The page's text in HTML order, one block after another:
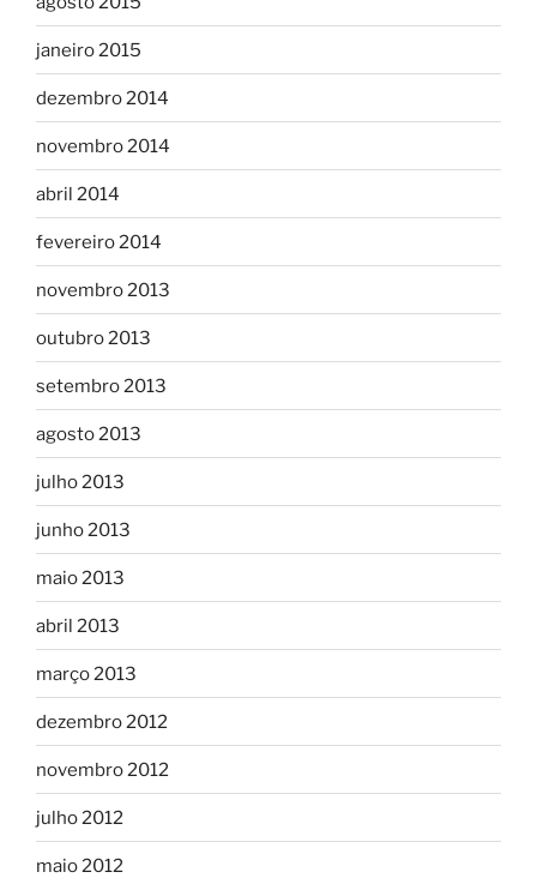
janeiro 2015
dezembro 2014
novembro 2014
abril 2014
fevereiro 2014
novembro 2013
outubro 2013
setembro 2013
agosto 2013
julho 2013
junho 2013
maio 2013
abril 2013
março 2013
dezembro 2012
novembro 2012
julho 2012
maio 2012